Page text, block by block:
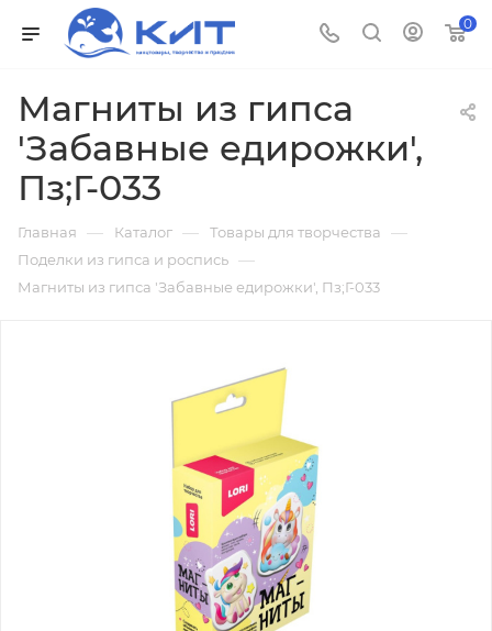
0
Магниты из гипса
'Забавные едирожки',
Пз;Г-033
Главная — Каталог — Товары для творчества —
Поделки из гипса и роспись —
Магниты из гипса 'Забавные едирожки', Пз;Г-033